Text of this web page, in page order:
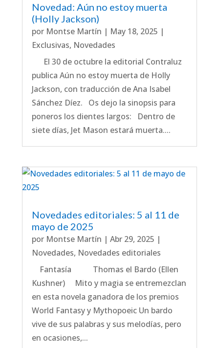
Novedad: Aún no estoy muerta
(Holly Jackson)
por Montse Martín | May 18, 2025 |
Exclusivas, Novedades
El 30 de octubre la editorial Contraluz
publica Aún no estoy muerta de Holly
Jackson, con traducción de Ana Isabel
Sánchez Díez. Os dejo la sinopsis para
poneros los dientes largos: Dentro de
siete días, Jet Mason estará muerta....
Novedades editoriales: 5 al 11 de
mayo de 2025
por Montse Martín | Abr 29, 2025 |
Novedades, Novedades editoriales
Fantasía Thomas el Bardo (Ellen
Kushner) Mito y magia se entremezclan
en esta novela ganadora de los premios
World Fantasy y Mythopoeic Un bardo
vive de sus palabras y sus melodías, pero
en ocasiones,...